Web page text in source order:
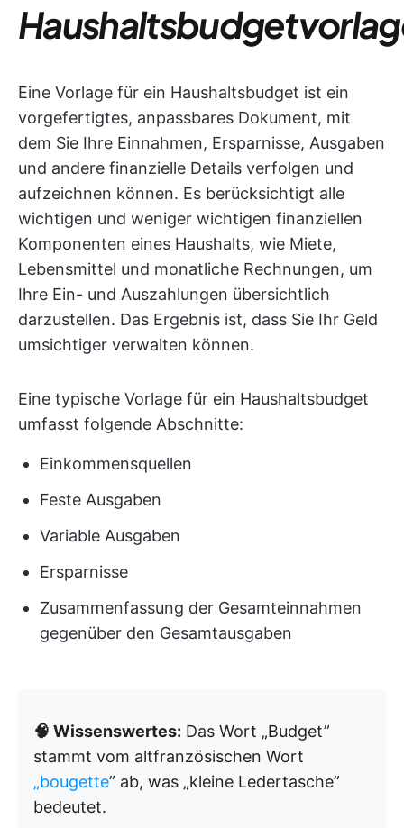
Eine Vorlage für ein Haushaltsbudget ist ein
vorgefertigtes, anpassbares Dokument, mit
dem Sie Ihre Einnahmen, Ersparnisse, Ausgaben
und andere finanzielle Details verfolgen und
aufzeichnen können. Es berücksichtigt alle
wichtigen und weniger wichtigen finanziellen
Komponenten eines Haushalts, wie Miete,
Lebensmittel und monatliche Rechnungen, um
Ihre Ein- und Auszahlungen übersichtlich
darzustellen. Das Ergebnis ist, dass Sie Ihr Geld
umsichtiger verwalten können.
Eine typische Vorlage für ein Haushaltsbudget
umfasst folgende Abschnitte:
Einkommensquellen
Feste Ausgaben
Variable Ausgaben
Ersparnisse
Zusammenfassung der Gesamteinnahmen
gegenüber den Gesamtausgaben
🧠 Wissenswertes: Das Wort „Budget”
stammt vom altfranzösischen Wort
„bougette” ab, was „kleine Ledertasche”
bedeutet.